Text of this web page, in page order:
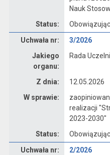
Nauk
Status:
Uchwała nr:
3/2026
Jakiego
organu:
Rada Uczelni
Z dnia:
12.05.2026
W sprawie:
realizacji
2023-2030"
Status:
Uchwała nr:
2/2026